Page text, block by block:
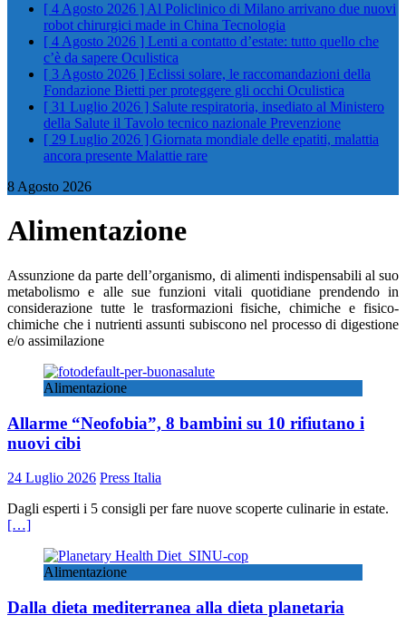
[ 4 Agosto 2026 ] Al Policlinico di Milano arrivano due nuovi
robot chirurgici made in China Tecnologia
[ 4 Agosto 2026 ] Lenti a contatto d’estate: tutto quello che
c’è da sapere Oculistica
[ 3 Agosto 2026 ] Eclissi solare, le raccomandazioni della
Fondazione Bietti per proteggere gli occhi Oculistica
[ 31 Luglio 2026 ] Salute respiratoria, insediato al Ministero
della Salute il Tavolo tecnico nazionale Prevenzione
[ 29 Luglio 2026 ] Giornata mondiale delle epatiti, malattia
ancora presente Malattie rare
8 Agosto 2026
Alimentazione
Assunzione da parte dell’organismo, di alimenti indispensabili al suo
metabolismo e alle sue funzioni vitali quotidiane prendendo in
considerazione tutte le trasformazioni fisiche, chimiche e fisico-
chimiche che i nutrienti assunti subiscono nel processo di digestione
e/o assimilazione
Alimentazione
Allarme “Neofobia”, 8 bambini su 10 rifiutano i
nuovi cibi
24 Luglio 2026 Press Italia
Dagli esperti i 5 consigli per fare nuove scoperte culinarie in estate.
[…]
Alimentazione
Dalla dieta mediterranea alla dieta planetaria